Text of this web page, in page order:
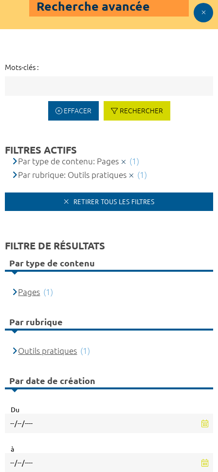
Recherche avancée
Mots-clés :
EFFACER RECHERCHER
FILTRES ACTIFS
Par type de contenu: Pages
(1)
Par rubrique: Outils pratiques
(1)
RETIRER TOUS LES FILTRES
FILTRE DE RÉSULTATS
Par type de contenu
Pages (1)
Par rubrique
Outils pratiques (1)
Par date de création
Du
à